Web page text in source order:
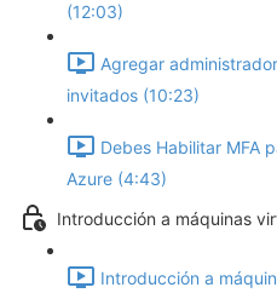
(12:03)
Agregar
invitados (10:23)
Debes Habilitar MFA
Azure (4:43)
Introducción a máquinas
Introducción a